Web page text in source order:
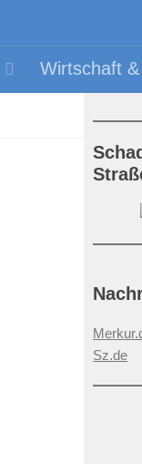
Wirtschaft
Sz.de